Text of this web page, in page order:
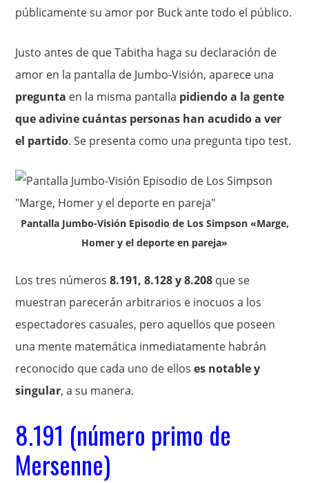
públicamente su amor por Buck ante todo el público.
Justo antes de que Tabitha haga su declaración de
amor en la pantalla de Jumbo-Visión, aparece una
pregunta en la misma pantalla pidiendo a la gente
que adivine cuántas personas han acudido a ver
el partido. Se presenta como una pregunta tipo test.
Pantalla Jumbo-Visión Episodio de Los Simpson «Marge,
Homer y el deporte en pareja»
Los tres números8.191, 8.128 y 8.208 que se
muestran parecerán arbitrarios e inocuos a los
espectadores casuales, pero aquellos que poseen
una mente matemática inmediatamente habrán
reconocido que cada uno de elloses notable y
singular, a su manera.
8.191 (número primo de
Mersenne)